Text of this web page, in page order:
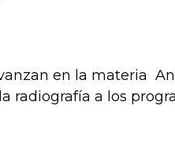
en la materia
radiografía a los